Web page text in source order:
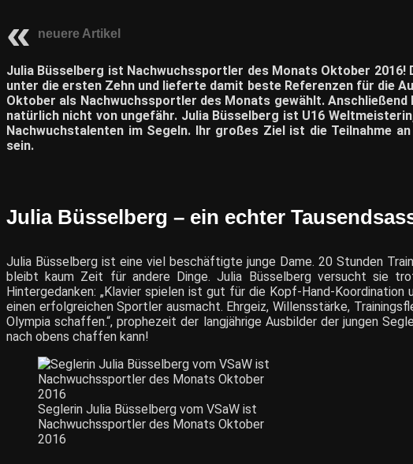
neuere Artikel
Julia Büsselberg ist Nachwuchssportler des Monats Oktober 2016!
unter die ersten Zehn und lieferte damit beste Referenzen für die
Oktober als Nachwuchssportler des Monats gewählt.
natürlich nicht von ungefähr. Julia Büsselberg ist U16
Nachwuchstalenten im Segeln. Ihr großes Ziel ist die Teilnahme
sein.
Julia Büsselberg – ein echter
Julia Büsselberg ist eine viel beschäftigte junge Dame. 20 Stunden
bleibt kaum Zeit für andere Dinge. Julia Büsselberg versucht sie
Hintergedanken: „Klavier spielen ist gut für die Kopf-Hand-
einen erfolgreichen Sportler ausmacht. Ehrgeiz, Willensstärke,
Olympia schaffen.“, prophezeit der langjährige Ausbilder der jungen
nach obens chaffen kann!
Seglerin Julia Büsselberg vom VSaW ist
Nachwuchssportler des Monats Oktober
2016